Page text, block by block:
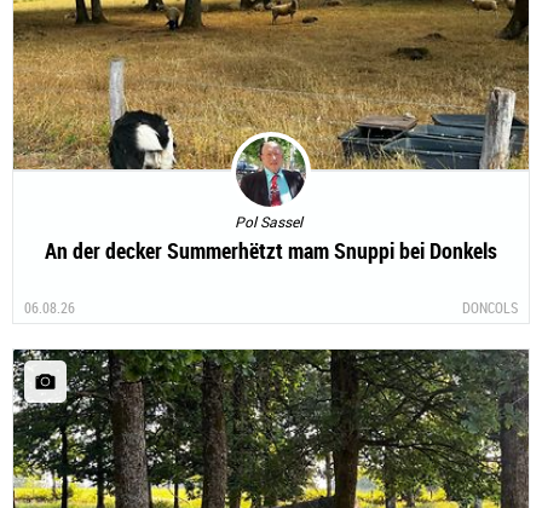
Pol Sassel
An der decker Summerhëtzt mam Snuppi bei Donkels
06.08.26 DONCOLS